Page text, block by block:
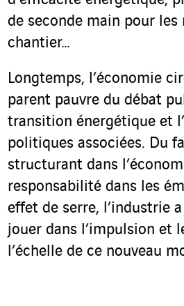
de seconde main pour les
chantier…
Longtemps, l’économie
parent pauvre du débat
transition énergétique et
politiques associées. Du
structurant dans
responsabilité dans les
effet de serre, l’industrie
jouer dans l’impulsion et
l’échelle de ce nouveau